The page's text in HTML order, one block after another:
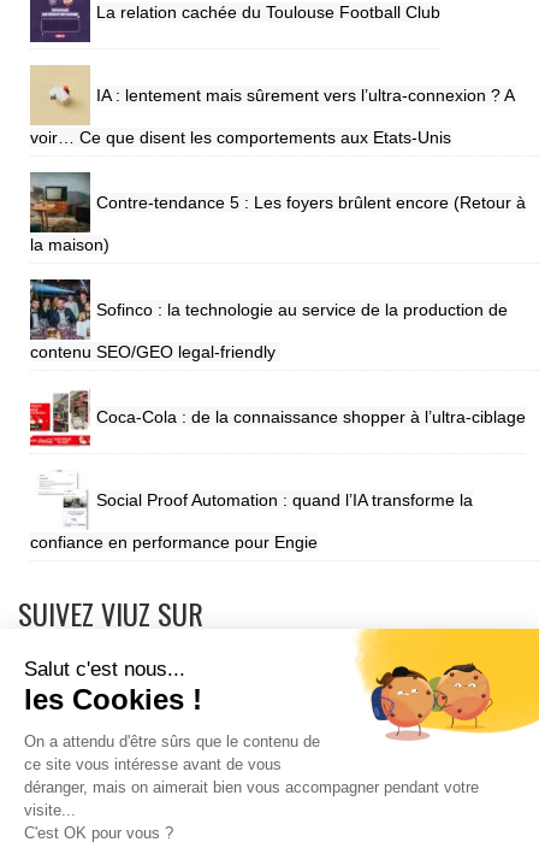
Salut c'est nous...
les Cookies !
On a attendu d'être sûrs que le contenu de
ce site vous intéresse avant de vous
déranger, mais on aimerait bien vous accompagner pendant votre
visite...
C'est OK pour vous ?
La relation cachée du Toulouse Football Club
IA : lentement mais sûrement vers l’ultra-connexion ? A
voir… Ce que disent les comportements aux Etats-Unis
Contre-tendance 5 : Les foyers brûlent encore (Retour à
la maison)
Sofinco : la technologie au service de la production de
contenu SEO/GEO legal-friendly
Coca-Cola : de la connaissance shopper à l’ultra-ciblage
Social Proof Automation : quand l’IA transforme la
confiance en performance pour Engie
SUIVEZ VIUZ SUR